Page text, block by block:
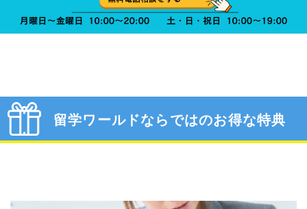
留学ワールドならではのお得な特典